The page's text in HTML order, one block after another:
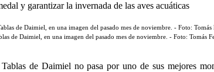
y garantizar la invernada de las aves acuáticas
de Daimiel, en una imagen del pasado mes de noviembre. - Foto: Tomás
de Daimiel no pasa por uno de sus mejores